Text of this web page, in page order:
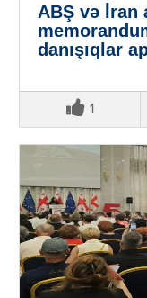
ABŞ və İran
danışıqlar
1